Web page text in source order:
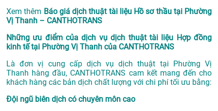
Xem thêm Báo giá dịch thuật tài liệu Hồ sơ thầu tại Phường
Vị Thanh – CANTHOTRANS
Những ưu điểm của dịch vụ dịch thuật tài liệu Hợp đồng
kinh tế tại Phường Vị Thanh của CANTHOTRANS
Là đơn vị cung cấp dịch vụdịch thuật tại Phường Vị
Thanh hàng đầu, CANTHOTRANS cam kết mang đến cho
khách hàng các bản dịch chất lượng với chi phí tối ưu bằng:
Đội ngũ biên dịch có chuyên môn cao